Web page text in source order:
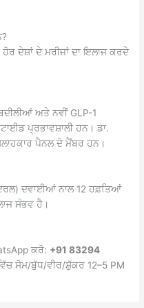
ਦੇਸ਼ਾਂ ਦੇ ਮਰੀਜ਼ਾਂ ਦਾ ਇਲਾਜ ਕਰਦੇ
ਅਤੇ ਨਵੀਂ GLP-1
ਪ੍ਰਭਾਵਸ਼ਾਲੀ ਹਨ। ਡਾ.
ਪੈਨਲ ਦੇ ਮੈਂਬਰ ਹਨ।
ਦਵਾਈਆਂ ਨਾਲ 12 ਹਫ਼ਤਿਆਂ
ਸੰਭਵ ਹੈ।
ਕਰੋ: +91 83294
ਸੋਮ/ਬੁੱਧ/ਵੀਰ/ਸ਼ੁੱਕਰ 12–5 PM